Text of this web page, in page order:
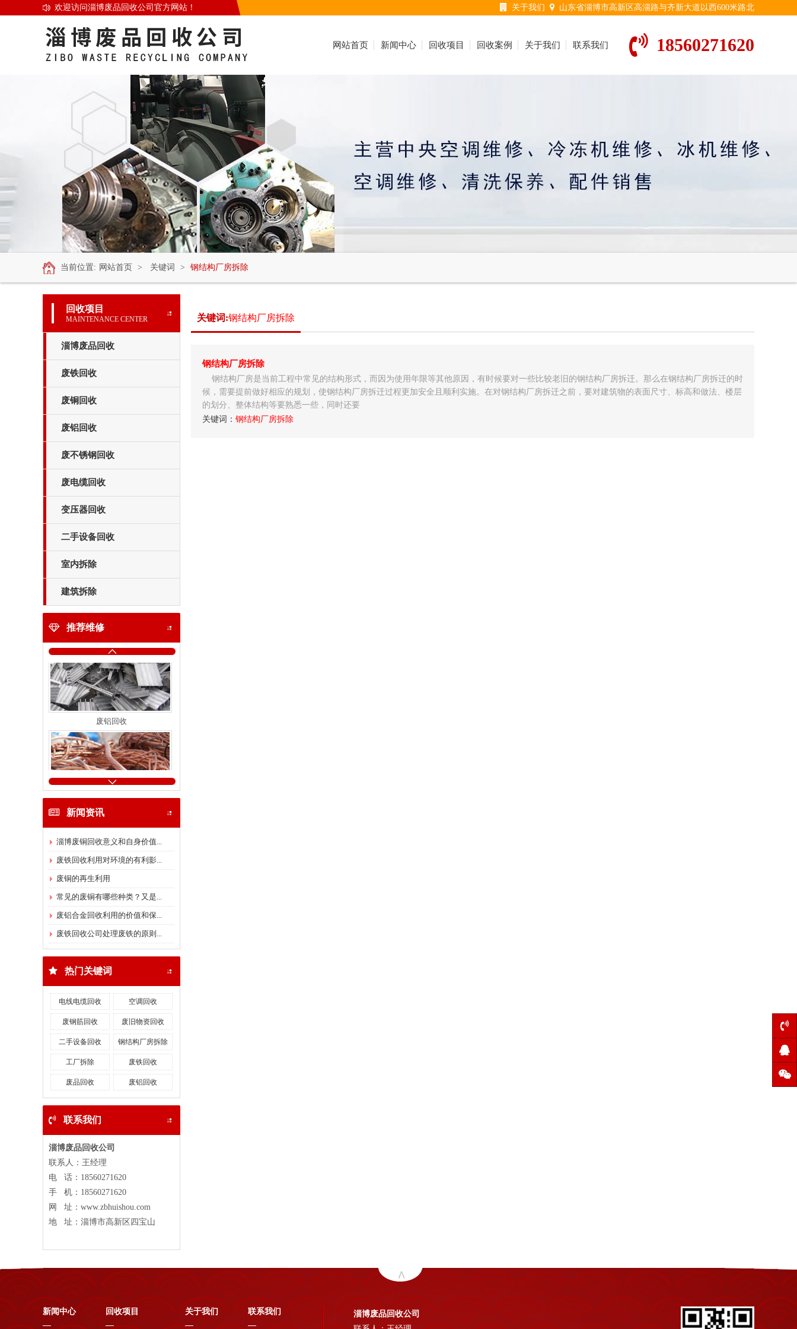
欢迎访问淄博废品回收公司官方网站！ 关于我们 山东省淄博市高新区高淄路与齐新大道以西600米路北
18560271620
网站首页 新闻中心 回收项目 回收案例 关于我们 联系我们
当前位置: 网站首页 > 关键词 > 钢结构厂房拆除
回收项目
MAINTENANCE CENTER
淄博废品回收
废铁回收
废铜回收
废铝回收
废不锈钢回收
废电缆回收
变压器回收
二手设备回收
室内拆除
建筑拆除
推荐维修
电线电缆回收
废铝回收
废铜回收
废铁回收
钢结构厂房拆除
二手设备回收
电线电缆回收
中央空调回收
新闻资讯
淄博废铜回收意义和自身价值...
废铁回收利用对环境的有利影...
废铜的再生利用
常见的废铜有哪些种类？又是...
废铝合金回收利用的价值和保...
废铁回收公司处理废铁的原则...
热门关键词
电线电缆回收 空调回收
废钢筋回收 废旧物资回收
二手设备回收 钢结构厂房拆除
工厂拆除 废铁回收
废品回收 废铝回收
联系我们
淄博废品回收公司
联系人：王经理
电 话： 18560271620
手 机： 18560271620
网 址：www.zbhuishou.com
地 址：淄博市高新区四宝山
关键词:钢结构厂房拆除
钢结构厂房拆除
钢结构厂房是当前工程中常见的结构形式，而因为使用年限等其他原因，有时候要对一些比较老旧的钢结构厂房拆迁。那么在钢结构厂房拆迁的时
候，需要提前做好相应的规划，使钢结构厂房拆迁过程更加安全且顺利实施。在对钢结构厂房拆迁之前，要对建筑物的表面尺寸、标高和做法、楼层
的划分、整体结构等要熟悉一些，同时还要
关键词： 钢结构厂房拆除
新闻中心 回收项目 关于我们 联系我们
淄博废品回收公司